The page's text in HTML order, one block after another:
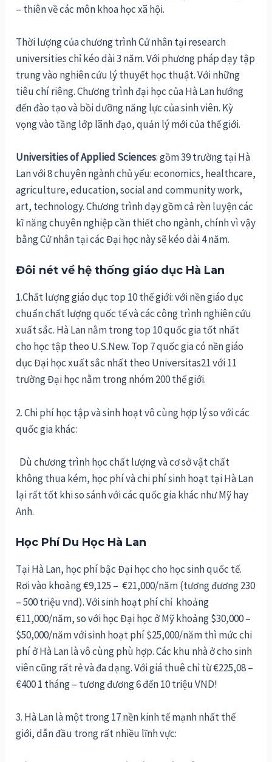
– thiên về các môn khoa học xã hội.
Thời lượng của chương trình Cử nhân tại research
universities chỉ kéo dài 3 năm. Với phương pháp dạy tập
trung vào nghiên cứu lý thuyết học thuật. Với những
tiêu chí riêng. Chương trình đại học của Hà Lan hướng
đến đào tạo và bồi dưỡng năng lực của sinh viên. Kỳ
vọng vào tầng lớp lãnh đạo, quản lý mới của thế giới.
Universities of Applied Sciences: gồm 39 trường tại Hà
Lan với 8 chuyên ngành chủ yếu: economics, healthcare,
agriculture, education, social and community work,
art, technology. Chương trình dạy gồm cả rèn luyện các
kĩ năng chuyên nghiệp cần thiết cho ngành, chính vì vậy
bằng Cử nhân tại các Đại học này sẽ kéo dài 4 năm.
Đôi nét về hệ thống giáo dục Hà Lan
1.Chất lượng giáo dục top 10 thế giới:với nền giáo dục
chuẩn chất lượng quốc tế và các công trình nghiên cứu
xuất sắc. Hà Lan nằm trongtop 10 quốc gia tốt nhất
cho học tập theo U.S.New. Top 7 quốc gia có nền giáo
dục Đại học xuất sắc nhất theo Universitas21với 11
trường Đại học nằm trong nhóm 200 thế giới.
2. Chi phí học tập và sinh hoạt vô cùng hợp lý so với các
quốc gia khác:
Dù chương trình học chất lượng và cơ sở vật chất
không thua kém, học phí và chi phí sinh hoạt tại Hà Lan
lại rất tốt khi so sánh với các quốc gia khác như Mỹ hay
Anh.
Học Phí Du Học Hà Lan
Tại Hà Lan, học phí bậc Đại học cho học sinh quốc tế.
Rơi vào khoảng €9,125 – €21,000/năm (tương đương 230
– 500 triệu vnd). Với sinh hoạt phí chỉ khoảng
€11,000/năm, so với học Đại học ở Mỹ khoảng $30,000 –
$50,000/năm với sinh hoạt phí $25,000/năm thì mức chi
phí ở Hà Lan là vô cùng phù hợp. Các khu nhà ở cho sinh
viên cũng rất rẻ và đa dạng. Với giá thuê chỉ từ €225,08 –
€400 1 tháng – tương đương 6 đến 10 triệu VND!
3. Hà Lan là một trong 17 nền kinh tế mạnh nhất thế
giới, dẫn đầu trong rất nhiều lĩnh vực: